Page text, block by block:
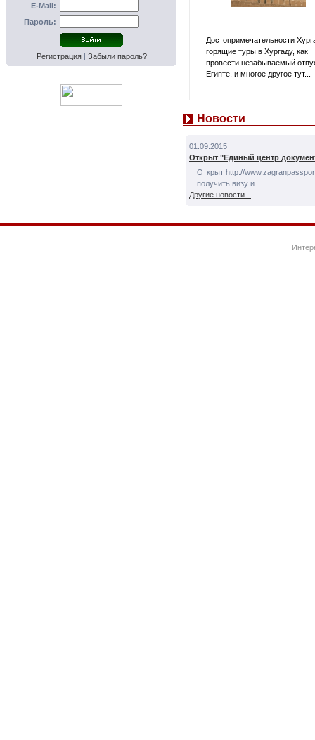
E-Mail:
Пароль:
Регистрация| Забыли пароль?
Достопримечательности
горящие туры в Хургаду, как
провести незабываемый
Египте, и многое другое тут...
Новости
01.09.2015
Открыт "Единый центр
Открыт http://
получить визу и ...
Другие новости...